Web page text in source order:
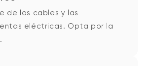
de los cables y las
eléctricas. Opta por la